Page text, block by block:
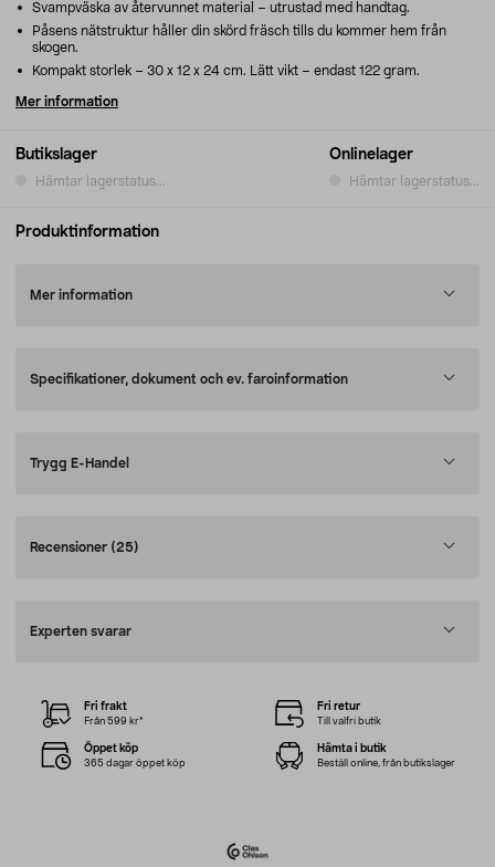
Butikslager
Hämtar lagerstatus...
Onlinelager
Hämtar lagerstatus...
Svampväska av återvunnet material – utrustad med handtag.
Påsens nätstruktur håller din skörd fräsch tills du kommer hem från
skogen.
Kompakt storlek – 30 x 12 x 24 cm. Lätt vikt – endast 122 gram.
Mer information
Produktinformation
Mer information
Specifikationer, dokument och ev. faroinformation
Trygg E-Handel
Recensioner (25)
Experten svarar
Fri frakt
Från 599 kr*
Fri retur
Till valfri butik
Öppet köp
365 dagar öppet köp
Hämta i butik
Beställ online, från butikslager